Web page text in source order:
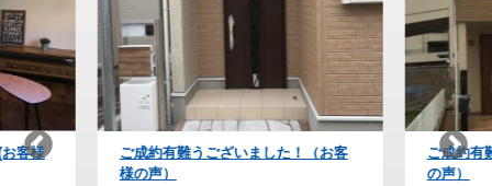
お客
ご成約有難うございました！(お客様
の声）
納得の
た。